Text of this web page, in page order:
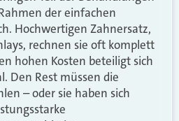
der einfachen
Hochwertigen Zahnersatz,
rechnen sie oft komplett
hohen Kosten beteiligt sich
Den Rest müssen die
– oder sie haben sich